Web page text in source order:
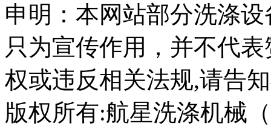
申明：本网站部分洗涤
只为宣传作用，并不代
权或违反相关法规,请告
版权所有:航星洗涤机械